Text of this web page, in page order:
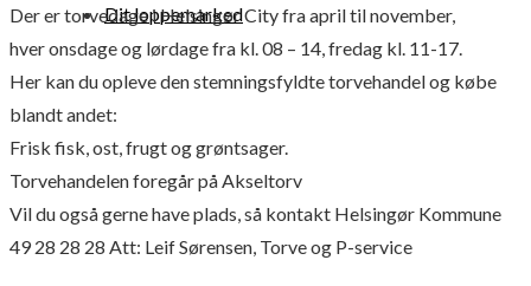
Dit loppemarked
Der er torvedage i Helsingør City fra april til november,
hver onsdage og lørdage fra kl. 08 – 14, fredag kl. 11-17.
Her kan du opleve den stemningsfyldte torvehandel og købe
blandt andet:
Frisk fisk, ost, frugt og grøntsager.
Torvehandelen foregår på Akseltorv
Vil du også gerne have plads, så kontakt Helsingør Kommune
49 28 28 28 Att: Leif Sørensen, Torve og P-service